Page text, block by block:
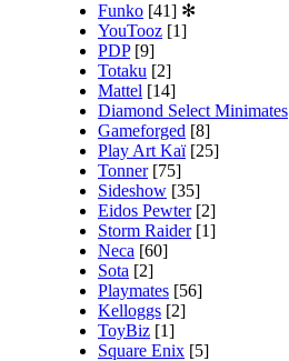
Funko [41] ✻
YouTooz [1]
PDP [9]
Totaku [2]
Mattel [14]
Diamond Select Minimates
Gameforged [8]
Play Art Kaï [25]
Tonner [75]
Sideshow [35]
Eidos Pewter [2]
Storm Raider [1]
Neca [60]
Sota [2]
Playmates [56]
Kelloggs [2]
ToyBiz [1]
Square Enix [5]